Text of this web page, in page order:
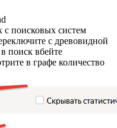
поисковых систем
с древовидной
поиск вбейте
в графе количество